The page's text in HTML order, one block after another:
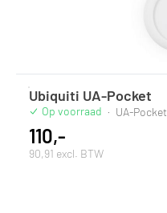
Ubiquiti UA-Pocket
Op voorraad · UA-Pocket
110,-
90,91 excl. BTW